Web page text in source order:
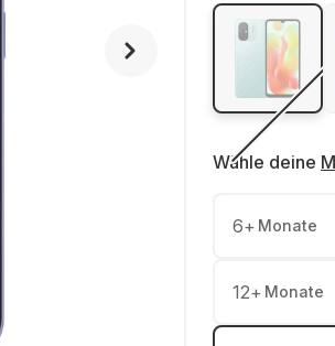
Wähle deine
6+ Monate
12+ Monate